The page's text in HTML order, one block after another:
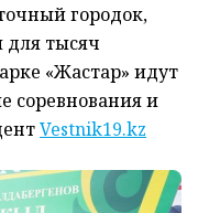
городок,
тысяч
«Жастар» идут
соревнования и
Vestnik19.kz